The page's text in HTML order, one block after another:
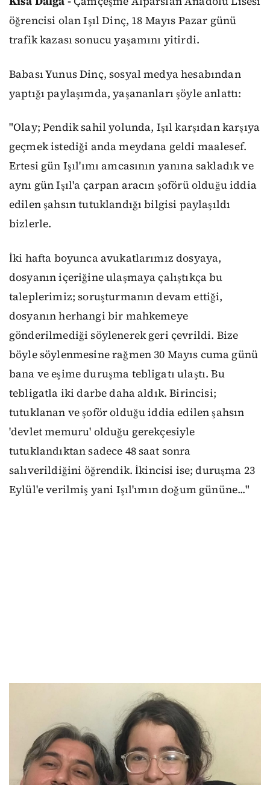
öğrencisi olan Işıl Dinç, 18 Mayıs Pazar günü
trafik kazası sonucu yaşamını yitirdi.
Babası Yunus Dinç, sosyal medya hesabından
yaptığı paylaşımda, yaşananları şöyle anlattı:
"Olay; Pendik sahil yolunda, Işıl karşıdan karşıya
geçmek istediği anda meydana geldi maalesef.
Ertesi gün Işıl'ımı amcasının yanına sakladık ve
aynı gün Işıl'a çarpan aracın şoförü olduğu iddia
edilen şahsın tutuklandığı bilgisi paylaşıldı
bizlerle.
İki hafta boyunca avukatlarımız dosyaya,
dosyanın içeriğine ulaşmaya çalıştıkça bu
taleplerimiz; soruşturmanın devam ettiği,
dosyanın herhangi bir mahkemeye
gönderilmediği söylenerek geri çevrildi. Bize
böyle söylenmesine rağmen 30 Mayıs cuma günü
bana ve eşime duruşma tebligatı ulaştı. Bu
tebligatla iki darbe daha aldık. Birincisi;
tutuklanan ve şoför olduğu iddia edilen şahsın
'devlet memuru' olduğu gerekçesiyle
tutuklandıktan sadece 48 saat sonra
salıverildiğini öğrendik. İkincisi ise; duruşma 23
Eylül'e verilmiş yani Işıl'ımın doğum gününe..."